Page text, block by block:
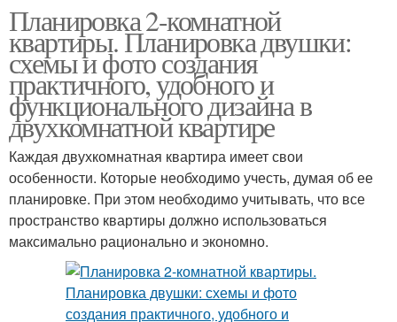
Планировка 2-комнатной
квартиры. Планировка двушки:
схемы и фото создания
практичного, удобного и
функционального дизайна в
двухкомнатной квартире
Каждая двухкомнатная квартира имеет свои
особенности. Которые необходимо учесть, думая об ее
планировке. При этом необходимо учитывать, что все
пространство квартиры должно использоваться
максимально рационально и экономно.